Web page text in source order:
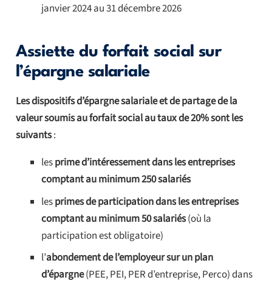
janvier 2024 au 31 décembre 2026
Assiette du forfait social sur
l’épargne salariale
Les dispositifs d’épargne salariale et de partage de la
valeur soumis au forfait social au taux de 20% sont les
suivants:
lesprime d’intéressement dans les entreprises
comptant au minimum 250 salariés
lesprimes de participation dans les entreprises
comptant au minimum 50 salariés(où la
participation est obligatoire)
l’abondement de l’employeur sur un plan
d’épargne(PEE, PEI, PER d’entreprise, Perco) dans